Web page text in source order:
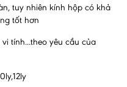
tuy nhiên kính hộp có khả
tốt hơn
tính...theo yêu cầu của